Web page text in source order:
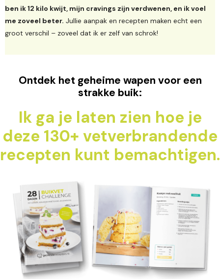
ben ik 12 kilo kwijt, mijn cravings zijn verdwenen, en ik voel
me zoveel beter. Jullie aanpak en recepten maken echt een
groot verschil – zoveel dat ik er zelf van schrok!
Ontdek het geheime wapen voor een
strakke buik:
Ik ga je laten zien hoe je
deze 130+ vetverbrandende
recepten kunt bemachtigen.